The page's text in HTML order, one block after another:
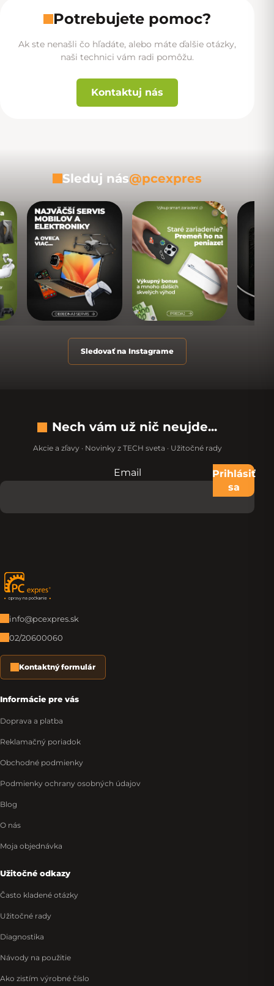
Potrebujete pomoc?
Ak ste nenašli čo hľadáte, alebo máte ďalšie otázky,
naši technici vám radi pomôžu.
Kontaktuj nás
Sleduj nás@pcexpres
Sledovať na Instagrame
Nech vám už nič neujde...
Akcie a zľavy · Novinky z TECH sveta · Užitočné rady
Nevypĺňajte toto pole:
Email
Prihlásiť
sa
Zápätie
info@pcexpres.sk
02/20600060
Kontaktný formulár
Informácie pre vás
Doprava a platba
Reklamačný poriadok
Obchodné podmienky
Podmienky ochrany osobných údajov
Blog
O nás
Moja objednávka
Užitočné odkazy
Často kladené otázky
Užitočné rady
Diagnostika
Návody na použitie
Ako zistím výrobné číslo